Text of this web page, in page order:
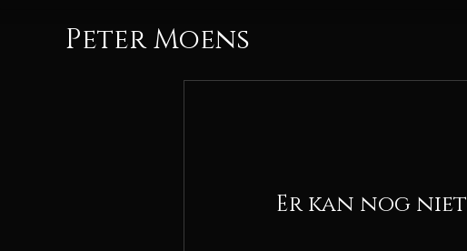
Peter Moens
Er kan nog